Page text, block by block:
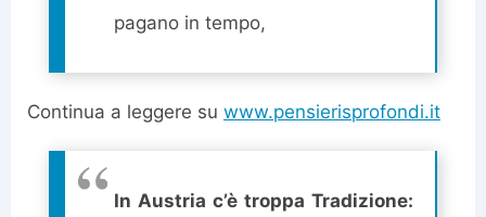
pagano in tempo,
Continua a leggere su www.pensierisprofondi.it
In Austria c’è troppa Tradizione: